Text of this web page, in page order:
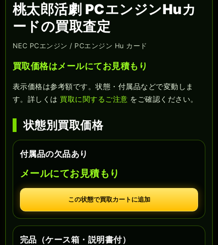
桃太郎活劇 PCエンジンHuカ
ードの買取査定
NEC PCエンジン / PCエンジン Hu カード
買取価格はメールにてお見積もり
表示価格は参考額です。状態・付属品などで変動しま
す。詳しくは 買取に関するご注意 をご確認ください。
状態別買取価格
付属品の欠品あり
メールにてお見積もり
この状態で買取カートに追加
完品（ケース箱・説明書付）